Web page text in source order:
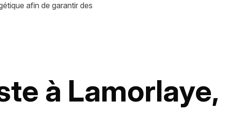
afin de garantir des
à Lamorlaye,